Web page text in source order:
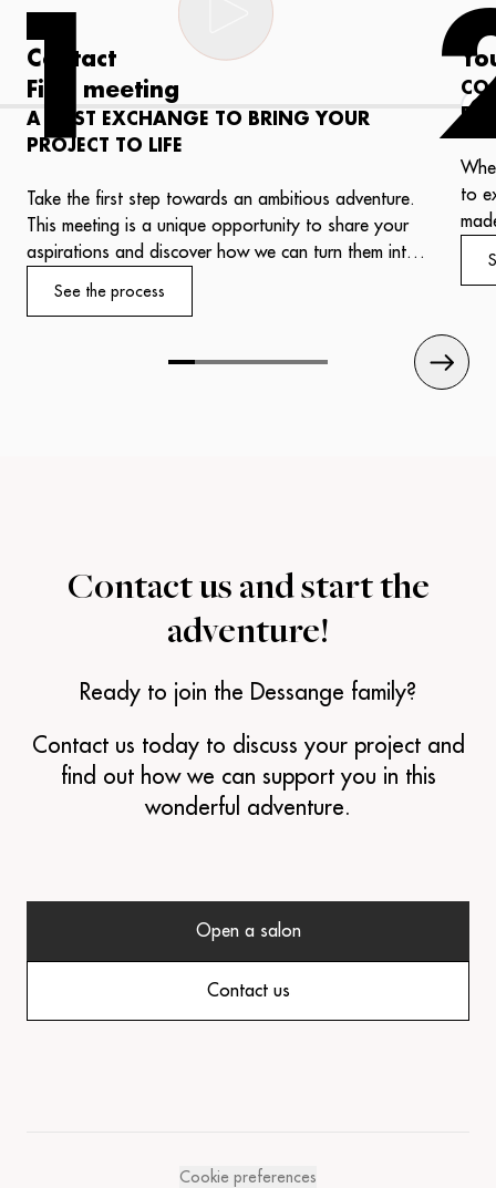
1
Contact
First meeting
A FIRST EXCHANGE TO BRING YOUR
PROJECT TO LIFE
Take the first step towards an ambitious adventure.
This meeting is a unique opportunity to share your
aspirations and discover how we can turn them into
Our experts will welcome you with professionalism
work for your success.
See the process
to
Contact us andstart the
adventure!
Ready to join the Dessange family?
Contact us today to discuss your project and
find out how we can support you in this
wonderful adventure.
Open a salon
Contact us
Cookie preferences